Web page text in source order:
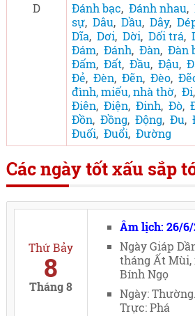
D
Đánh bạc, Đánh nhau,
sự, Dâu, Dầu, Dây,
Dĩa, Dơi, Dời, Dối trá,
Đám, Đánh, Đàn, Đàn
Đấm, Đất, Đầu, Đậu,
Đẻ, Đèn, Đẽn, Đèo,
đình, miếu, nhà thờ, Đi,
Điên, Điện, Đinh, Đò,
Đồn, Đồng, Động, Đu,
Đuối, Đuổi, Đường
Các ngày tốt xấu sắp
Thứ Bảy
8
Tháng 8
Âm lịch: 26/
Ngày Giáp
tháng Ất Mùi,
Bính Ngọ
Ngày: Thường.
Trực: Phá